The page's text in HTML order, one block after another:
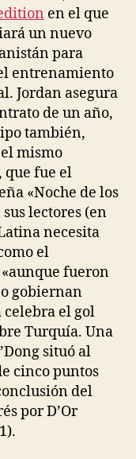
en el que
un nuevo
para
entrenamiento
Jordan asegura
de un año,
también,
mismo
que fue el
«Noche de los
lectores (en
necesita
el
fueron
gobiernan
celebra el gol
Turquía. Una
situó al
cinco puntos
del
por D’Or